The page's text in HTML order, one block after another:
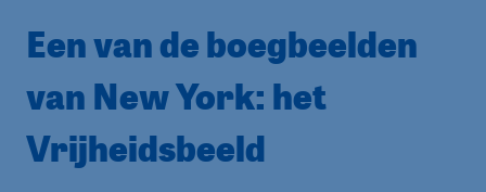
Een van de boegbeelden
van New York: het
Vrijheidsbeeld